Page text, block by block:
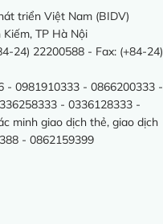
triển Việt Nam (BIDV)
TP Hà Nội
24) 22200588 - Fax: (+84-24)
- 0981910333 - 0866200333 -
- 0336128333 -
minh giao dịch thẻ, giao dịch
- 0862159399